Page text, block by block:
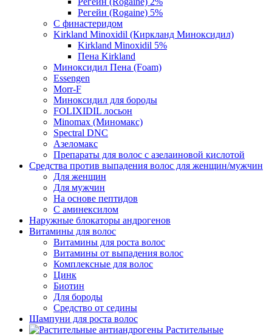
Регейн (Rogaine) 5%
С финастеридом
Kirkland Minoxidil (Киркланд Миноксидил)
Kirkland Minoxidil 5%
Пена Kirkland
Миноксидил Пена (Foam)
Essengen
Morr-F
Миноксидил для бороды
FOLIXIDIL лосьон
Minomax (Миномакс)
Spectral DNC
Азеломакс
Препараты для волос с азелаиновой кислотой
Средства против выпадения волос для женщин/мужчин
Для женщин
Для мужчин
На основе пептидов
С аминексилом
Наружные блокаторы андрогенов
Витамины для волос
Витамины для роста волос
Витамины от выпадения волос
Комплексные для волос
Цинк
Биотин
Для бороды
Средство от седины
Шампуни для роста волос
Растительные